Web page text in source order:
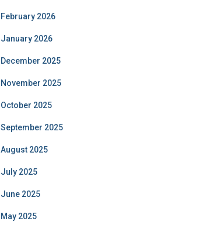
February 2026
January 2026
December 2025
November 2025
October 2025
September 2025
August 2025
July 2025
June 2025
May 2025